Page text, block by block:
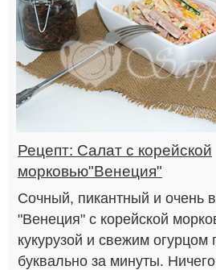
Рецепт: Салат с корейской
морковью"Венеция"
Сочный, пикантный и очень
"Венеция" с корейской
кукурузой и свежим огурцом
буквально за минуты.